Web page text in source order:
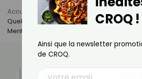
Accueil Actus
Bien-Être
Quels Aliments Consommer Pour Prendre
Mentale ?
CROQ !
Ainsi que la newsletter
de CROQ.